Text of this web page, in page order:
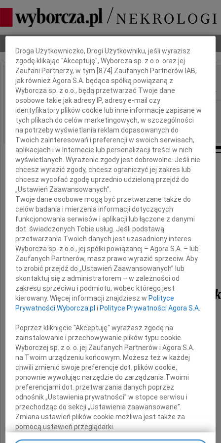
IMIĘ I NAZWISKO: Przedzisław Polakowski
REGION: cała Polska
DATA EMISJI: 30.03.2022
Z głębokim żalem zawiadamiamy,
że 26 marca 2022 roku zmarł
nasz najukochańszy Mąż, Ojciec i Dziadek
Prof.
Przedzisław
Dr hab. n. med.
Farmakolog
wieloletni przewodniczący Komisji Bioetyki
przy Uniwersytecie Medycznym w Łodzi
Pozostaniesz na zawsze w naszych sercach
Dbamy o Twoją prywatność
Droga Użytkowniczko, Drogi Użytkowniku, jeśli wyrazisz
zgodę klikając "Akceptuję", Wyborcza sp. z o.o. oraz jej
Zaufani Partnerzy, w tym [874 ] Zaufanych Partnerów IAB,
jak również Agora S.A. będąca spółką powiązaną z
Wyborcza sp. z o.o., będą przetwarzać Twoje dane
osobowe takie jak adresy IP, adresy e-mail czy
identyfikatory plików cookie lub inne informacje zapisane w
tych plikach do celów marketingowych, w szczególności
na potrzeby wyświetlania reklam dopasowanych do
Twoich zainteresowań i preferencji w swoich serwisach,
aplikacjach i w Internecie lub personalizacji treści w nich
wyświetlanych. Wyrażenie zgody jest dobrowolne. Jeśli nie
chcesz wyrazić zgody, chcesz ograniczyć jej zakres lub
chcesz wycofać zgodę uprzednio udzieloną przejdź do
„Ustawień Zaawansowanych”.
Twoje dane osobowe mogą być przetwarzane także do
celów badania i mierzenia informacji dotyczących
funkcjonowania serwisów i aplikacji lub łączone z danymi
dot. świadczonych Tobie usług. Jeśli podstawą
przetwarzania Twoich danych jest uzasadniony interes
Wyborcza sp. z o.o., jej spółki powiązanej – Agora S.A. – lub
Zaufanych Partnerów, masz prawo wyrazić sprzeciw. Aby
to zrobić przejdź do „Ustawień Zaawansowanych” lub
skontaktuj się z administratorem – w zależności od
zakresu sprzeciwu i podmiotu, wobec którego jest
kierowany. Więcej informacji znajdziesz w Polityce
Prywatności Wyborcza.pl i Polityce Prywatności Agora S.A.
Poprzez kliknięcie "Akceptuję" wyrażasz zgodę na
zainstalowanie i przechowywanie plików typu cookie
Wyborczej sp. z o. o. jej Zaufanych Partnerów i Agora S.A.
na Twoim urządzeniu końcowym. Możesz też w każdej
chwili zmienić swoje preferencje dot. plików cookie,
ponownie wywołując narzędzie do zarządzania Twoimi
preferencjami dot. przetwarzania danych poprzez
odnośnik „Ustawienia prywatności” w stopce serwisu i
przechodząc do sekcji „Ustawienia zaawansowane”.
Zmiana ustawień plików cookie możliwa jest także za
pomocą ustawień przeglądarki.